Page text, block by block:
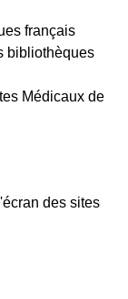
français
bibliothèques
Médicaux de
des sites